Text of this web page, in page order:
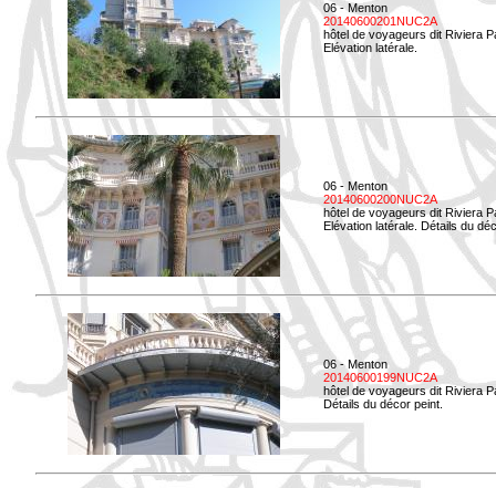
06 - Menton
20140600201NUC2A
hôtel de voyageurs dit Riviera
Elévation latérale.
06 - Menton
20140600200NUC2A
hôtel de voyageurs dit Riviera
Elévation latérale. Détails du
06 - Menton
20140600199NUC2A
hôtel de voyageurs dit Riviera
Détails du décor peint.